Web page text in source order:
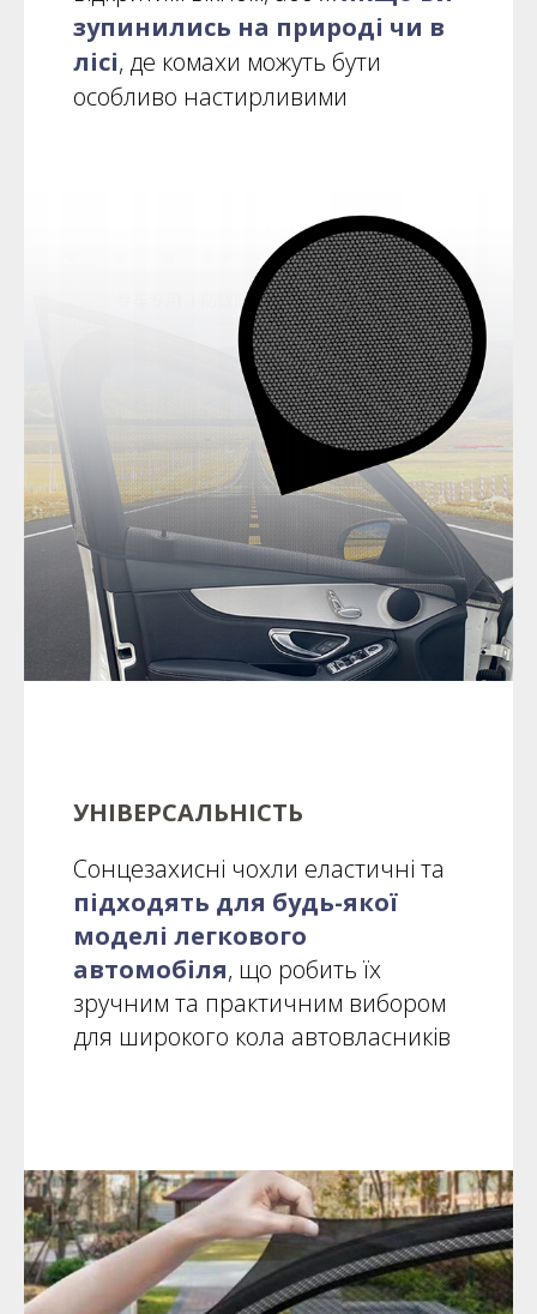
зупинились на природі чи в
лісі, де комахи можуть бути
особливо настирливими
УНІВЕРСАЛЬНІСТЬ
Сонцезахисні чохли еластичні та
підходять для будь-якої
моделі легкового
автомобіля, що робить їх
зручним та практичним вибором
для широкого кола автовласників